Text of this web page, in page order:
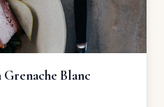
Grenache Blanc